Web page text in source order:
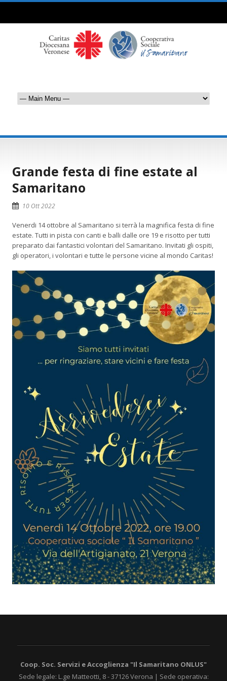
Grande festa di fine estate al
Samaritano
10 Ott 2022
Venerdi 14 ottobre al Samaritano si terrà la magnifica festa di fine
estate. Tutti in pista con canti e balli dalle ore 19 e risotto per tutti
preparato dai fantastici volontari del Samaritano. Invitati gli ospiti,
gli operatori, i volontari e tutte le persone vicine al mondo Caritas!
Coop. Soc. Servizi e Accoglienza "Il Samaritano ONLUS"
Sede legale: L.ge Matteotti, 8 - 37126 Verona | Sede operativa: